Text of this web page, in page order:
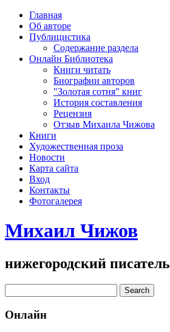
Главная
Об авторе
Публицистика
Содержание раздела
Онлайн Библиотека
Книги читать
Биографии авторов
"Золотая сотня" книг
История составления
Рецензия
Отзыв Михаила Чижова
Книги
Художественная проза
Новости
Карта сайта
Вход
Контакты
Фотогалерея
Михаил Чижов
нижегородский писатель
Онлайн